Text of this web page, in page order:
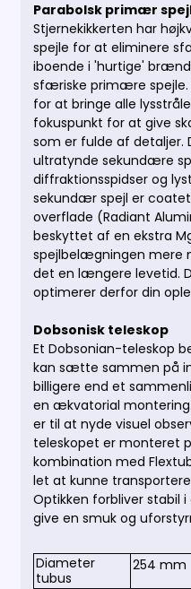
Parabolsk primær
Stjernekikkerten har
spejle for at eliminere
iboende i 'hurtige'
sfæriske primære spejle.
for at bringe alle
fokuspunkt for at give
som er fulde af detaljer.
ultratynde sekundære
diffraktionsspidser og
sekundær spejl er
overflade (Radiant
beskyttet af en ekstra
spejlbelægningen mere
det en længere levetid.
optimerer derfor din
Dobsonisk teleskop
Et Dobsonian-teleskop
kan sætte sammen på
billigere end et
en ækvatorial montering.
er til at nyde visuel
teleskopet er monteret
kombination med
let at kunne
Optikken forbliver stabil
give en smuk og
Diameter
tubus
254 mm